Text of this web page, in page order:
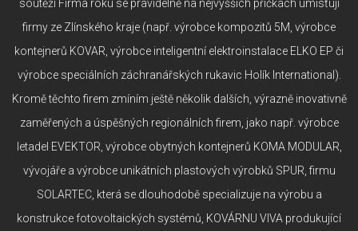
soutěži Firma roku se pravidelně na nejvyšších příčkách umisťují
firmy ze Zlínského kraje (např. výrobce kompozitů 5M, výrobce
kontejnerů KOVAR, výrobce inteligentní elektroinstalace ELKO EP či
výrobce speciálních záchranářských rukavic Holík International).
Kromě těchto firem zmíním ještě několik dalších, výrazně inovativně
zaměřených a úspěšných regionálních firem, jako např. výrobce
letadel EVEKTOR, výrobce obytných kontejnerů KOMA MODULAR,
vývojáře a výrobce unikátních plastových výrobků SPUR, firmu
SOLARTEC, která se dlouhodobě specializuje na výrobu a
konstrukce fotovoltaických systémů, KOVÁRNU VIVA produkující